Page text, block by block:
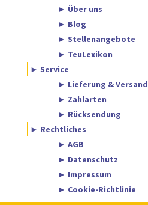
► Über uns
► Blog
► Stellenangebote
► TeuLexikon
► Service
► Lieferung & Versand
► Zahlarten
► Rücksendung
► Rechtliches
► AGB
► Datenschutz
► Impressum
► Cookie-Richtlinie